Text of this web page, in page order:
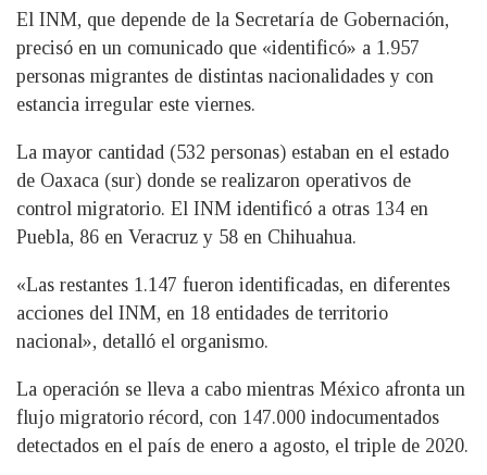
El INM, que depende de la Secretaría de Gobernación,
precisó en un comunicado que «identificó» a 1.957
personas migrantes de distintas nacionalidades y con
estancia irregular este viernes.
La mayor cantidad (532 personas) estaban en el estado
de Oaxaca (sur) donde se realizaron operativos de
control migratorio. El INM identificó a otras 134 en
Puebla, 86 en Veracruz y 58 en Chihuahua.
«Las restantes 1.147 fueron identificadas, en diferentes
acciones del INM, en 18 entidades de territorio
nacional», detalló el organismo.
La operación se lleva a cabo mientras México afronta un
flujo migratorio récord, con 147.000 indocumentados
detectados en el país de enero a agosto, el triple de 2020.